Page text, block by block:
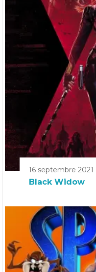
16 septembre 2021
Black Widow